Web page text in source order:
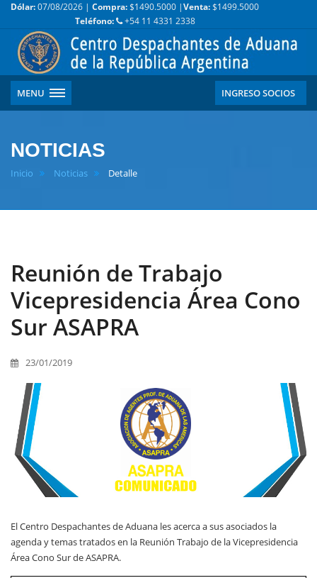
Dólar:07/08/2026 | Compra:$1490.5000 |Venta:$1499.5000
Teléfono:
+54 11 4331 2338
MENU INGRESO SOCIOS
NOTICIAS
Inicio Noticias Detalle
Reunión de Trabajo
Vicepresidencia Área Cono
Sur ASAPRA
23/01/2019
El Centro Despachantes de Aduana les acerca a sus asociados la
agenda y temas tratados en la Reunión Trabajo de la Vicepresidencia
Área Cono Sur de ASAPRA.